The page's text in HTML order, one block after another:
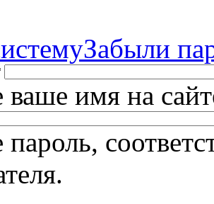
Забыли
ваше имя на
пароль,